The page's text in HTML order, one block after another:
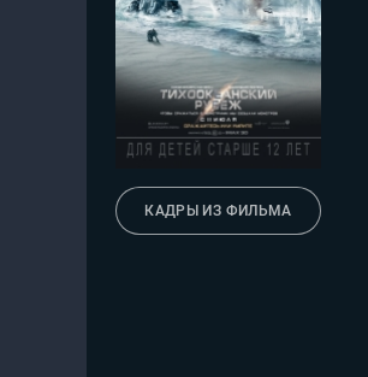
Мои комментарии
Мои материалы
Мои места
Моя личная афиша
Перечитать
КАДРЫ ИЗ ФИЛЬМА